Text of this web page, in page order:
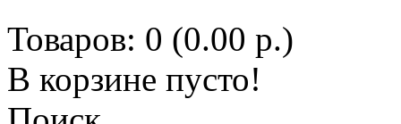
Товаров: 0 (0.00 р.)
В корзине пусто!